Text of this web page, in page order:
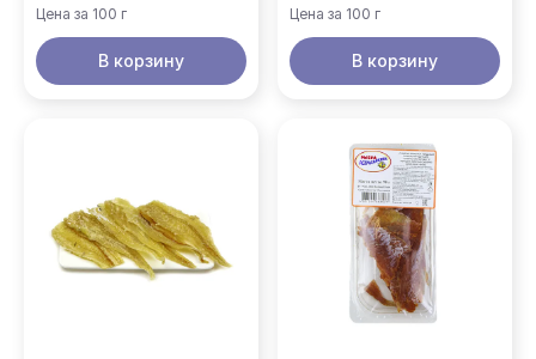
Цена за 100 г
В корзину
Цена за 100 г
В корзину